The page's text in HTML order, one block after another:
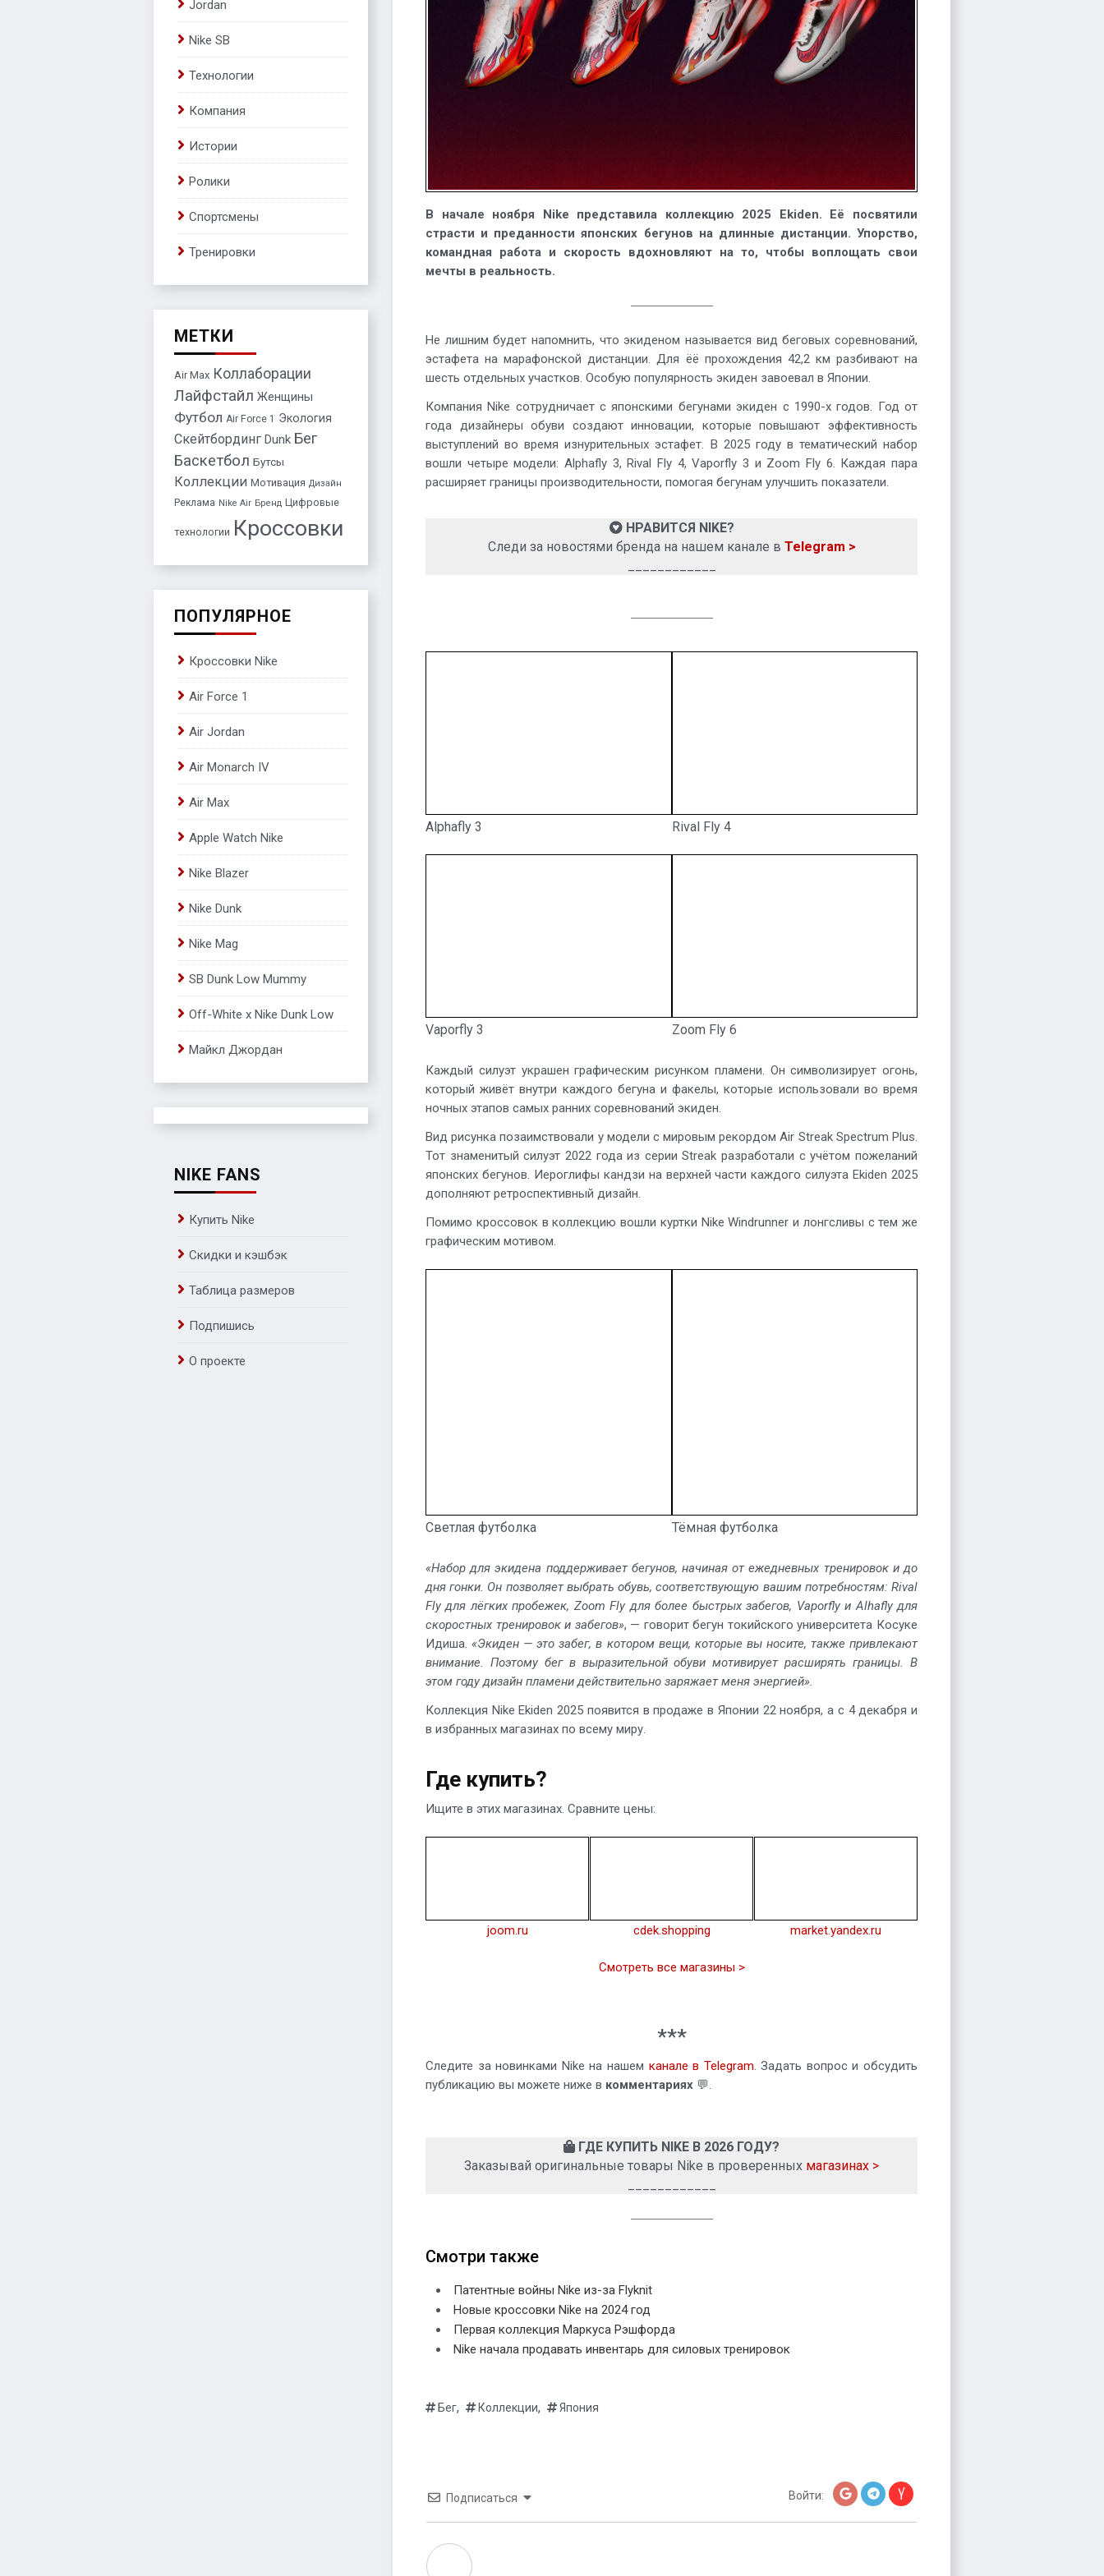
В начале ноября Nike представила коллекцию 2025 Ekiden. Её посвятили
страсти и преданности японских бегунов на длинные дистанции. Упорство,
командная работа и скорость вдохновляют на то, чтобы воплощать свои
мечты в реальность.
Не лишним будет напомнить, что экиденом называется вид беговых соревнований,
эстафета на марафонской дистанции. Для ёё прохождения 42,2 км разбивают на
шесть отдельных участков. Особую популярность экиден завоевал в Японии.
Компания Nike сотрудничает с японскими бегунами экиден с 1990-х годов. Год от
года дизайнеры обуви создают инновации, которые повышают эффективность
выступлений во время изнурительных эстафет. В 2025 году в тематический набор
вошли четыре модели: Alphafly 3, Rival Fly 4, Vaporfly 3 и Zoom Fly 6. Каждая пара
расширяет границы производительности, помогая бегунам улучшить показатели.
НРАВИТСЯ NIKE?
Следи за новостями бренда на нашем канале в Telegram >
Alphafly 3
Vaporfly 3
Rival Fly 4
Zoom Fly 6
Каждый силуэт украшен графическим рисунком пламени. Он символизирует огонь,
который живёт внутри каждого бегуна и факелы, которые использовали во время
ночных этапов самых ранних соревнований экиден.
Вид рисунка позаимствовали у модели с мировым рекордом Air Streak Spectrum Plus.
Тот знаменитый силуэт 2022 года из серии Streak разработали с учётом пожеланий
японских бегунов. Иероглифы кандзи на верхней части каждого силуэта Ekiden 2025
дополняют ретроспективный дизайн.
Помимо кроссовок в коллекцию вошли куртки Nike Windrunner и лонгсливы с тем же
графическим мотивом.
Светлая футболка Тёмная футболка
«Набор для экидена поддерживает бегунов, начиная от ежедневных тренировок и до
дня гонки. Он позволяет выбрать обувь, соответствующую вашим потребностям: Rival
Fly для лёгких пробежек, Zoom Fly для более быстрых забегов, Vaporfly и Alhafly для
скоростных тренировок и забегов», — говорит бегун токийского университета Косуке
Идиша.«Экиден — это забег, в котором вещи, которые вы носите, также привлекают
внимание. Поэтому бег в выразительной обуви мотивирует расширять границы. В
этом году дизайн пламени действительно заряжает меня энергией».
Коллекция Nike Ekiden 2025 появится в продаже в Японии 22 ноября, а с 4 декабря и
в избранных магазинах по всему миру.
Где купить?
Ищите в этих магазинах. Сравните цены:
joom.ru cdek.shopping market.yandex.ru
Смотреть все магазины >
***
Следите за новинками Nike на нашем канале в Telegram. Задать вопрос и обсудить
публикацию вы можете ниже в комментариях 💬.
ГДЕ КУПИТЬ NIKE В 2026 ГОДУ?
Заказывай оригинальные товары Nike в проверенных магазинах >
Смотри также
Патентные войны Nike из-за Flyknit
Новые кроссовки Nike на 2024 год
Первая коллекция Маркуса Рэшфорда
Nike начала продавать инвентарь для силовых тренировок
Бег, Коллекции, Япония
Подписаться Войти:
Jordan
Nike SB
Технологии
Компания
Истории
Ролики
Спортсмены
Тренировки
МЕТКИ
Air Max Коллаборации
Лайфстайл Женщины
Футбол Air Force 1 Экология
Скейтбординг Dunk Бег
Баскетбол Бутсы
Коллекции Мотивация Дизайн
Реклама Nike Air Бренд Цифровые
технологии Кроссовки
ПОПУЛЯРНОЕ
Кроссовки Nike
Air Force 1
Air Jordan
Air Monarch IV
Air Max
Apple Watch Nike
Nike Blazer
Nike Dunk
Nike Mag
SB Dunk Low Mummy
Off-White x Nike Dunk Low
Майкл Джордан
NIKE FANS
Купить Nike
Скидки и кэшбэк
Таблица размеров
Подпишись
О проекте